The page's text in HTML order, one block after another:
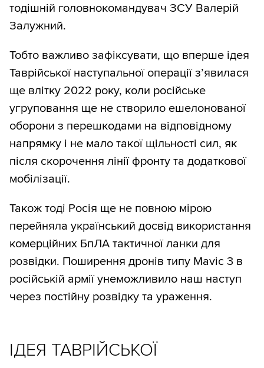
тодішній головнокомандувач ЗСУ Валерій
Залужний.
Тобто важливо зафіксувати, що вперше ідея
Таврійської наступальної операції з’явилася
ще влітку 2022 року, коли російське
угруповання ще не створило ешелонованої
оборони з перешкодами на відповідному
напрямку і не мало такої щільності сил, як
після скорочення лінії фронту та додаткової
мобілізації.
Також тоді Росія ще не повною мірою
перейняла український досвід використання
комерційних БпЛА тактичної ланки для
розвідки. Поширення дронів типу Mavic 3 в
російській армії унеможливило наш наступ
через постійну розвідку та ураження.
ІДЕЯ ТАВРІЙСЬКОЇ